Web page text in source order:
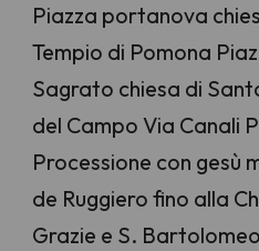
Piazza portanova
Tempio di Pomona
Sagrato chiesa di
del Campo Via Canali
Processione con gesù
de Ruggiero fino alla
Grazie e S.